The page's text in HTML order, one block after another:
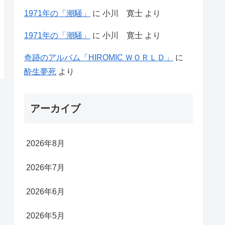
1971年の「潮騒」 に 小川 寛士 より
1971年の「潮騒」 に 小川 寛士 より
奇跡のアルバム「HIROMIC ＷＯＲＬＤ」
に
酔生夢死 より
アーカイブ
2026年8月
2026年7月
2026年6月
2026年5月